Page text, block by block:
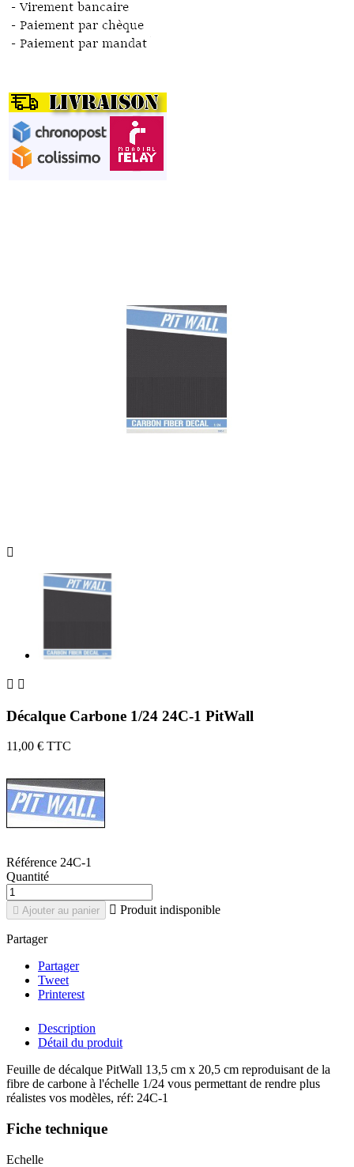

 
Décalque Carbone 1/24 24C-1 PitWall
11,00 € TTC
Référence 24C-1
Quantité
 Ajouter au panier  Produit indisponible
Partager
Partager
Tweet
Printerest
Description
Détail du produit
Feuille de décalque PitWall 13,5 cm x 20,5 cm reproduisant de la
fibre de carbone à l'échelle 1/24 vous permettant de rendre plus
réalistes vos modèles, réf: 24C-1
Fiche technique
Echelle